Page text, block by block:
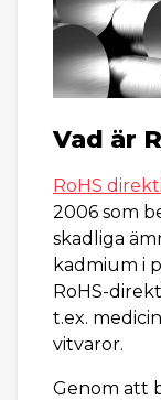
Vad är
RoHS
2006 som
skadliga
kadmium i
RoHS-
t.ex.
vitvaror.
Genom att